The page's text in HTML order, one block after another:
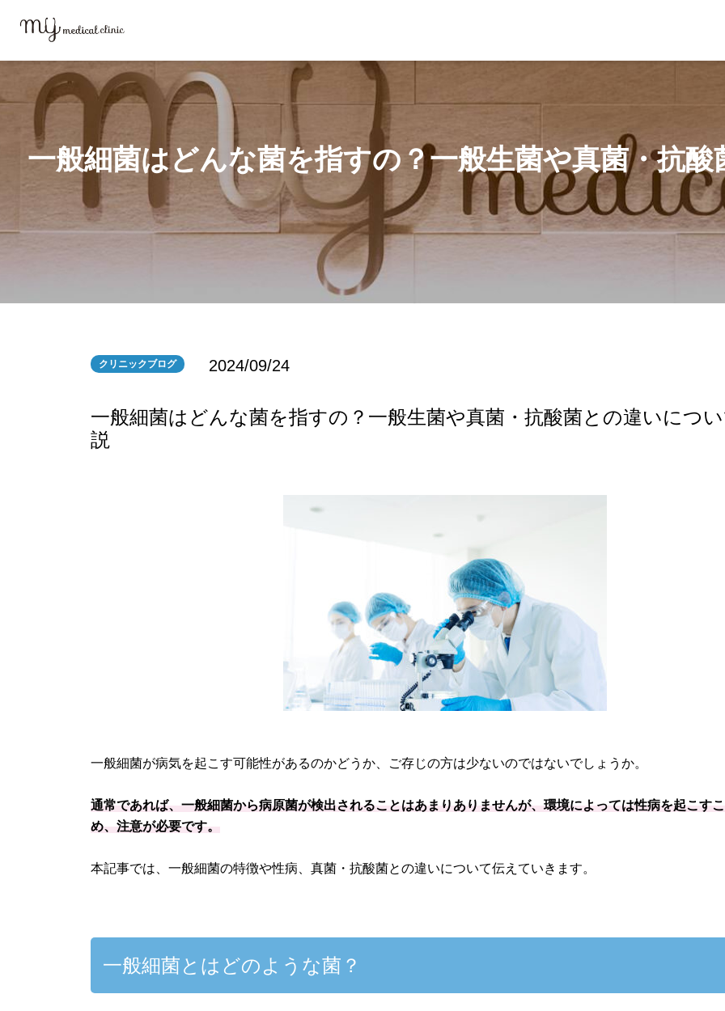
一般細菌はどんな菌を指すの？一般生菌や真菌・抗
クリニックブログ 2024/09/24
一般細菌はどんな菌を指すの？一般生菌や真菌・抗酸菌との違いにつ
説
一般細菌が病気を起こす可能性があるのかどうか、ご存じの方は少ないのではないでしょうか。
通常であれば、一般細菌から病原菌が検出されることはあまりありませんが、環境によっては性病を起こす
め、注意が必要です。
本記事では、一般細菌の特徴や性病、真菌・抗酸菌との違いについて伝えていきます。
一般細菌とはどのような菌？